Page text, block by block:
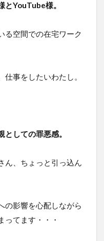
とYouTube様。
る空間での在宅ワーク
事をしたいわたし。
しての罪悪感。
ん、ちょっと引っ込ん
の影響を心配しながら
ってます・・・